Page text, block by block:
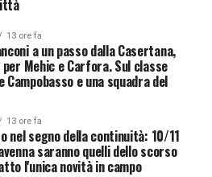
13 ore fa
a un passo dalla Casertana,
Mehic e Carfora. Sul classe
Campobasso e una squadra del
13 ore fa
nel segno della continuità: 10/11
saranno quelli dello scorso
l'unica novità in campo